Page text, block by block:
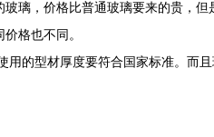
璃，价格比普通玻璃要来的贵，但
格也不同。
的型材厚度要符合国家标准。而